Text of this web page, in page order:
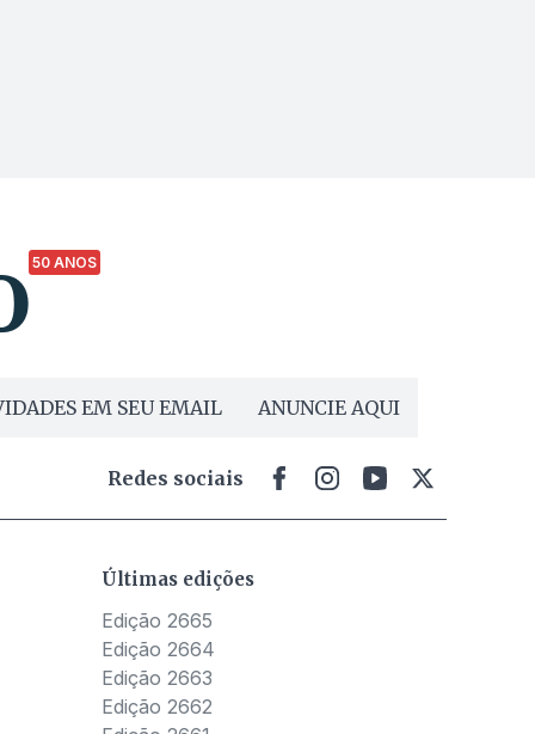
50 ANOS
EM SEU EMAIL ANUNCIE AQUI
Redes sociais
Últimas edições
Edição 2665
Edição 2664
Edição 2663
Edição 2662